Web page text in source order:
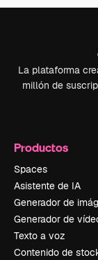
La plataforma
millón de
Productos
Spaces
Asistente de IA
Generador de
Generador de
Texto a voz
Contenido de